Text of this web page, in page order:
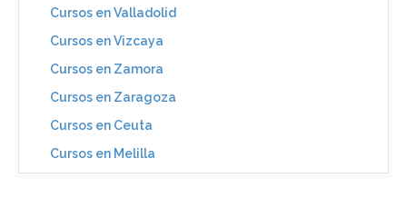
Cursos en Valladolid
Cursos en Vizcaya
Cursos en Zamora
Cursos en Zaragoza
Cursos en Ceuta
Cursos en Melilla